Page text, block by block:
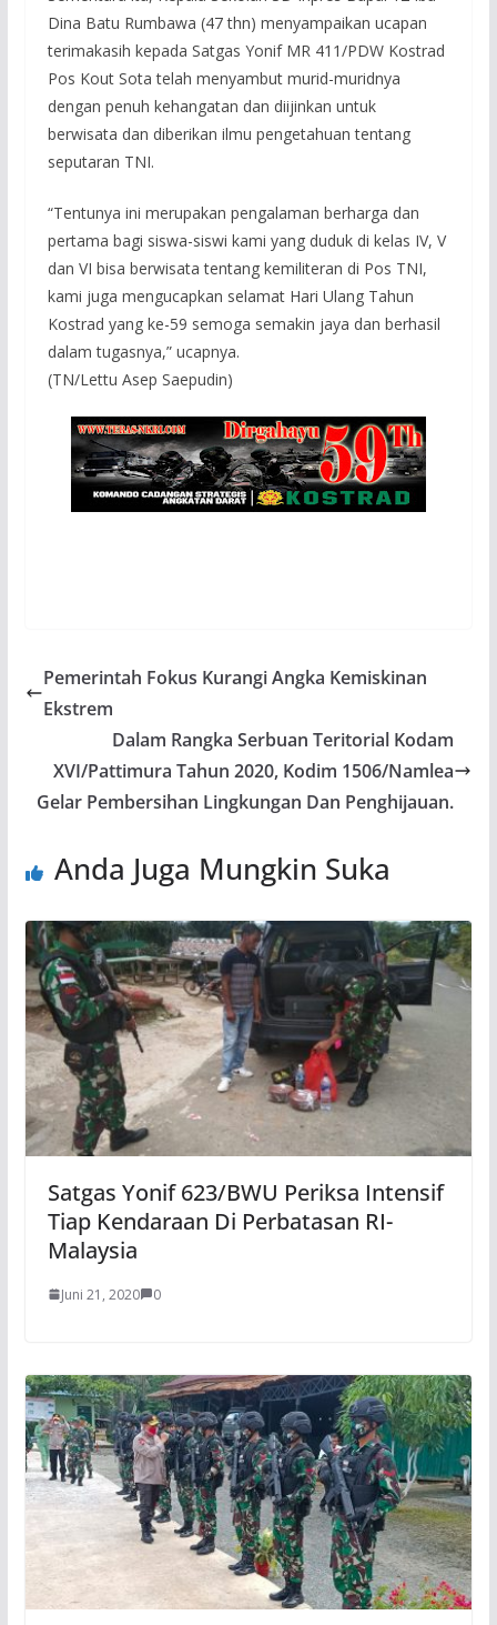
Dina Batu Rumbawa (47 thn) menyampaikan ucapan
terimakasih kepada Satgas Yonif MR 411/PDW Kostrad
Pos Kout Sota telah menyambut murid-muridnya
dengan penuh kehangatan dan diijinkan untuk
berwisata dan diberikan ilmu pengetahuan tentang
seputaran TNI.
“Tentunya ini merupakan pengalaman berharga dan
pertama bagi siswa-siswi kami yang duduk di kelas IV, V
dan VI bisa berwisata tentang kemiliteran di Pos TNI,
kami juga mengucapkan selamat Hari Ulang Tahun
Kostrad yang ke-59 semoga semakin jaya dan berhasil
dalam tugasnya,” ucapnya.
(TN/Lettu Asep Saepudin)
Pemerintah Fokus Kurangi Angka Kemiskinan
Ekstrem
Dalam Rangka Serbuan Teritorial Kodam
XVI/Pattimura Tahun 2020, Kodim 1506/Namlea
Gelar Pembersihan Lingkungan Dan Penghijauan.
Anda Juga Mungkin Suka
Satgas Yonif 623/BWU Periksa Intensif
Tiap Kendaraan Di Perbatasan RI-
Malaysia
Juni 21, 2020 0